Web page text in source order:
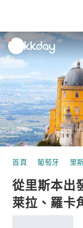
unread
notifications
首頁 葡萄牙 里
從里斯本出
萊拉、羅卡